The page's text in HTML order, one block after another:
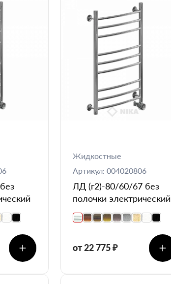
Жидкостные
Артикул: 004020806
ЛД (г2)-80/60/67 без
полочки электрический
от 22 775 ₽